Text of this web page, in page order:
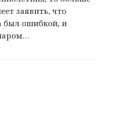
заявить, что
был ошибкой, и